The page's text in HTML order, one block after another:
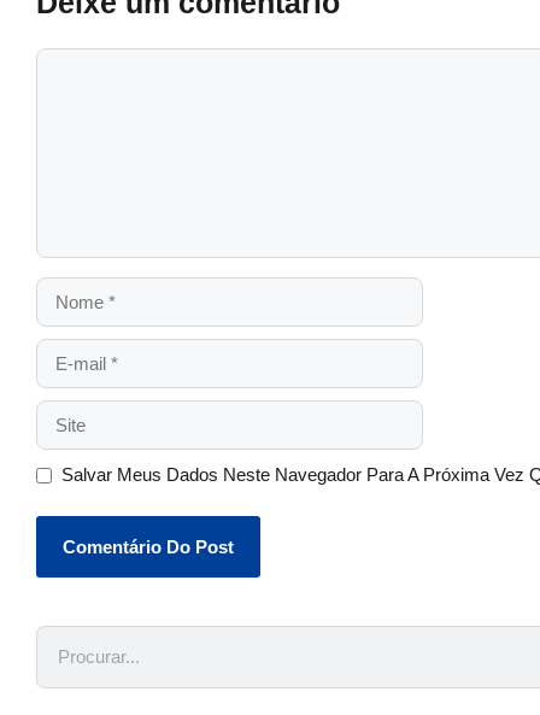
Salvar Meus Dados Neste Navegador Para A Próxima Vez